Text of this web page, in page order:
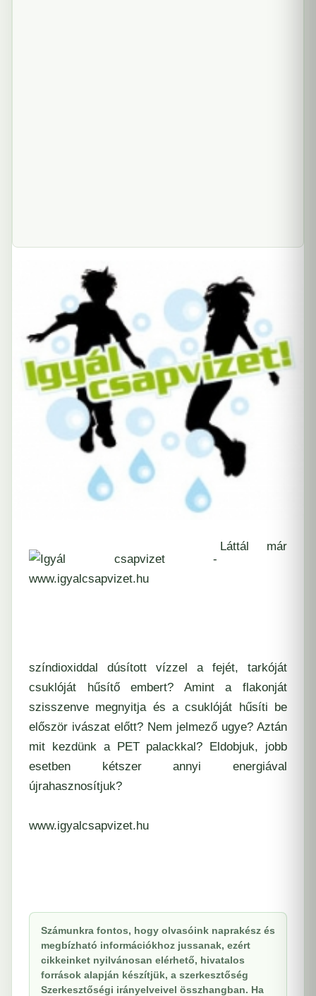
Láttál már
színdioxiddal dúsított vízzel a fejét, tarkóját
csuklóját hűsítő embert? Amint a flakonját
szisszenve megnyitja és a csuklóját hűsíti be
először ivászat előtt? Nem jelmező ugye? Aztán
mit kezdünk a PET palackkal? Eldobjuk, jobb
esetben kétszer annyi energiával
újrahasznosítjuk?
www.igyalcsapvizet.hu
Számunkra fontos, hogy olvasóink naprakész és
megbízható információkhoz jussanak, ezért
cikkeinket nyilvánosan elérhető, hivatalos
források alapján készítjük, a szerkesztőség
Szerkesztőségi irányelveivel összhangban. Ha